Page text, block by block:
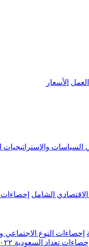
الأسعار
السياسات والإستراتيجيات
الشامل إحصاءات
إحصاءات النوع الاجتماعي
إحصاءات تعداد السعودية ٢٠٢٢